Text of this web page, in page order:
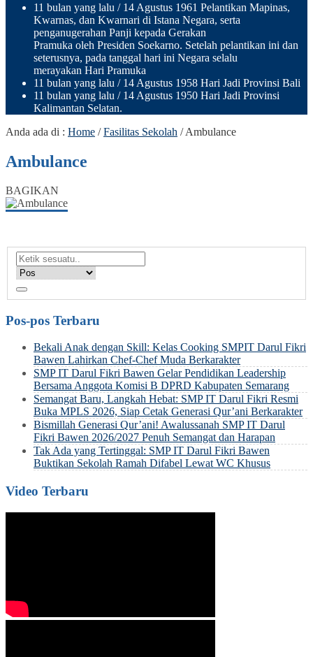
11 bulan yang lalu / 14 Agustus 1961 Pelantikan Mapinas,
Kwarnas, dan Kwarnari di Istana Negara, serta
penganugerahan Panji kepada Gerakan
Pramuka oleh Presiden Soekarno. Setelah pelantikan ini dan
seterusnya, pada tanggal hari ini Negara selalu
merayakan Hari Pramuka
11 bulan yang lalu / 14 Agustus 1958 Hari Jadi Provinsi Bali
11 bulan yang lalu / 14 Agustus 1950 Hari Jadi Provinsi
Kalimantan Selatan.
Anda ada di : Home /Fasilitas Sekolah /Ambulance
Ambulance
BAGIKAN
Pos-pos Terbaru
Bekali Anak dengan Skill: Kelas Cooking SMPIT Darul Fikri
Bawen Lahirkan Chef-Chef Muda Berkarakter
SMP IT Darul Fikri Bawen Gelar Pendidikan Leadership
Bersama Anggota Komisi B DPRD Kabupaten Semarang
Semangat Baru, Langkah Hebat: SMP IT Darul Fikri Resmi
Buka MPLS 2026, Siap Cetak Generasi Qur’ani Berkarakter
Bismillah Generasi Qur’ani! Awalussanah SMP IT Darul
Fikri Bawen 2026/2027 Penuh Semangat dan Harapan
Tak Ada yang Tertinggal: SMP IT Darul Fikri Bawen
Buktikan Sekolah Ramah Difabel Lewat WC Khusus
Video Terbaru